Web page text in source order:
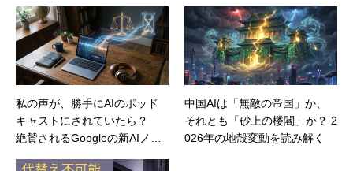
私の声が、勝手にAIのポッド
キャストにされていたら？
絶賛されるGoogleの新AIノー
中国AIは「無敵の帝国」か、
それとも「砂上の楼閣」か？ 2
026年の地殻変動を読み解く